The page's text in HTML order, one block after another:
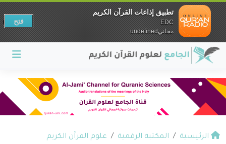
الرئيسية المكتبة الرقمية
علوم القرآن الكريم
تطبيق إذاعات القرآن الكريم
EDC
مجانيundefined
فتح